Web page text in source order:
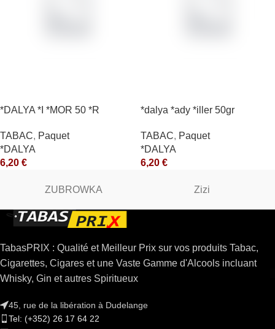
*DALYA *I *MOR 50 *R
TABAC, Paquet
*DALYA
6,20 €
*dalya *ady *iller 50gr
TABAC, Paquet
*DALYA
6,20 €
ZUBROWKA Zizi
TabasPRIX : Qualité et Meilleur Prix sur vos produits Tabac,
Cigarettes, Cigares et une Vaste Gamme d'Alcools incluant
Whisky, Gin et autres Spiritueux
45, rue de la libération à Dudelange
Tel: (+352) 26 17 64 22